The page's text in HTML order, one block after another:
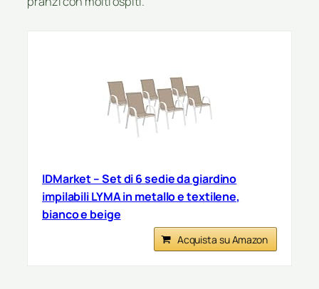
IDMarket – Set di 6 sedie da giardino
impilabili LYMA in metallo e textilene,
bianco e beige
Acquista su Amazon